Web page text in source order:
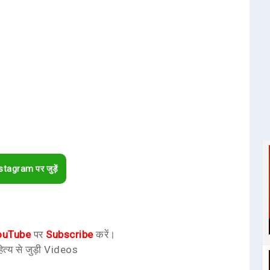
पर जुड़ें
पर Subscribeकरें।
से जुड़ी Videos